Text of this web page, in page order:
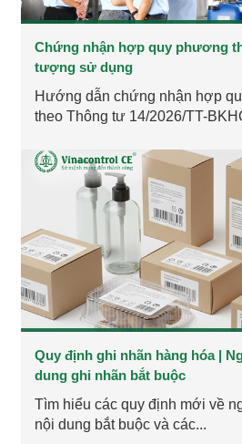
Chứng nhận hợp quy phương
tượng sử dụng
Hướng dẫn chứng nhận hợp
theo Thông tư 14/2026/TT-
Quy định ghi nhãn hàng hóa |
dung ghi nhãn bắt buộc
Tìm hiểu các quy định mới về
nội dung bắt buộc và các...